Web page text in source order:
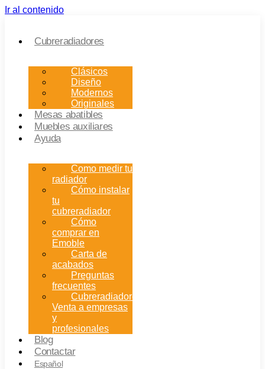
Ir al contenido
Cubreradiadores
Clásicos
Diseño
Modernos
Originales
Mesas abatibles
Muebles auxiliares
Ayuda
Como medir tu
radiador
Cómo instalar
tu
cubreradiador
Cómo
comprar en
Emoble
Carta de
acabados
Preguntas
frecuentes
Cubreradiadores:
Venta a empresas
y
profesionales
Blog
Contactar
Español